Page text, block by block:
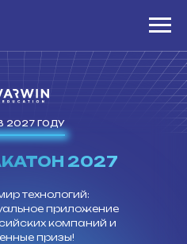
2027
технологий:
приложение
компаний и
призы!
2027 ГОДУ